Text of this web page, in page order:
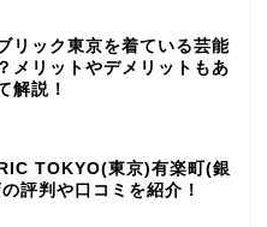
リック東京を着ている芸能
メリットやデメリットもあ
解説！
TOKYO(東京)有楽町(銀
評判や口コミを紹介！